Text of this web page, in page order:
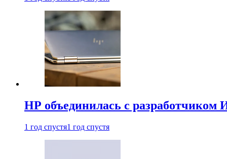
HP объединилась с
1 год спустя1 год спустя